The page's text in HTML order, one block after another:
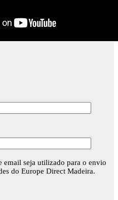
email seja utilizado para o envio
do Europe Direct Madeira.